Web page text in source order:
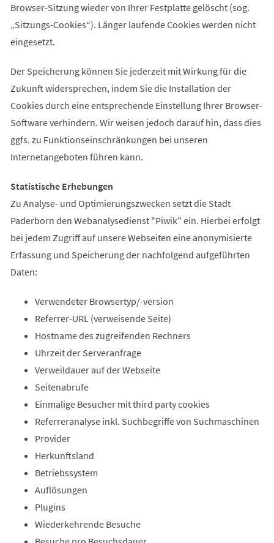
Browser-Sitzung wieder von Ihrer Festplatte gelöscht (sog.
„Sitzungs-Cookies“). Länger laufende Cookies werden nicht
eingesetzt.
Der Speicherung können Sie jederzeit mit Wirkung für die
Zukunft widersprechen, indem Sie die Installation der
Cookies durch eine entsprechende Einstellung Ihrer Browser-
Software verhindern. Wir weisen jedoch darauf hin, dass dies
ggfs. zu Funktionseinschränkungen bei unseren
Internetangeboten führen kann.
Statistische Erhebungen
Zu Analyse- und Optimierungszwecken setzt die Stadt
Paderborn den Webanalysedienst "Piwik" ein. Hierbei erfolgt
bei jedem Zugriff auf unsere Webseiten eine anonymisierte
Erfassung und Speicherung der nachfolgend aufgeführten
Daten:
Verwendeter Browsertyp/-version
Referrer-URL (verweisende Seite)
Hostname des zugreifenden Rechners
Uhrzeit der Serveranfrage
Verweildauer auf der Webseite
Seitenabrufe
Einmalige Besucher mit third party cookies
Referreranalyse inkl. Suchbegriffe von Suchmaschinen
Provider
Herkunftsland
Betriebssystem
Auflösungen
Plugins
Wiederkehrende Besuche